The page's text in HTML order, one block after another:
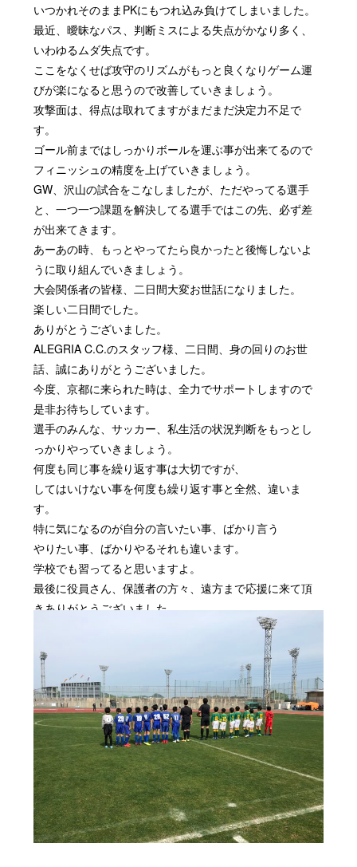
いつかれそのままPKにもつれ込み負けてしまいました。
最近、曖昧なパス、判断ミスによる失点がかなり多く、
いわゆるムダ失点です。
ここをなくせば攻守のリズムがもっと良くなりゲーム運
びが楽になると思うので改善していきましょう。
攻撃面は、得点は取れてますがまだまだ決定力不足で
す。
ゴール前まではしっかりボールを運ぶ事が出来てるので
フィニッシュの精度を上げていきましょう。
GW、沢山の試合をこなしましたが、ただやってる選手
と、一つ一つ課題を解決してる選手ではこの先、必ず差
が出来てきます。
あーあの時、もっとやってたら良かったと後悔しないよ
うに取り組んでいきましょう。
大会関係者の皆様、二日間大変お世話になりました。
楽しい二日間でした。
ありがとうございました。
ALEGRIA C.C.のスタッフ様、二日間、身の回りのお世
話、誠にありがとうございました。
今度、京都に来られた時は、全力でサポートしますので
是非お待ちしています。
選手のみんな、サッカー、私生活の状況判断をもっとし
っかりやっていきましょう。
何度も同じ事を繰り返す事は大切ですが、
してはいけない事を何度も繰り返す事と全然、違いま
す。
特に気になるのが自分の言いたい事、ばかり言う
やりたい事、ばかりやるそれも違います。
学校でも習ってると思いますよ。
最後に役員さん、保護者の方々、遠方まで応援に来て頂
きありがとうございました。